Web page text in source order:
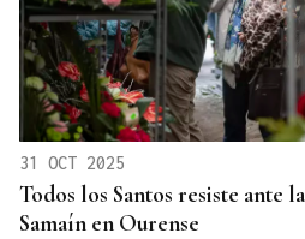
31 OCT 2025
Todos los Santos resiste ante
Samaín en Ourense